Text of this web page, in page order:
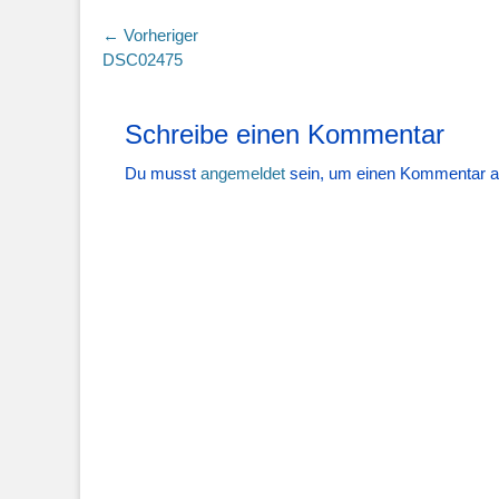
Beitragsnavigation
← Vorheriger
Vorheriger
DSC02475
Schreibe einen Kommentar
Du musst angemeldet sein, um einen Kommentar